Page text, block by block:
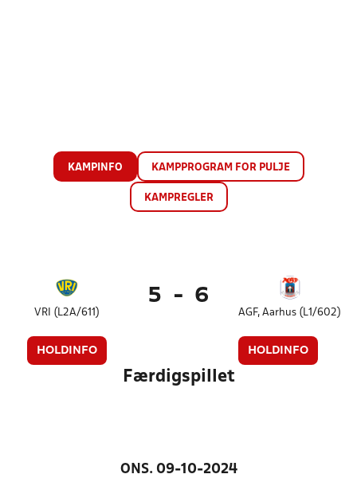
KAMPINFO KAMPPROGRAM FOR PULJE
KAMPREGLER
VRI (L2A/611)
HOLDINFO
5 - 6
AGF, Aarhus (L1/602)
HOLDINFO
Færdigspillet
ONS. 09-10-2024